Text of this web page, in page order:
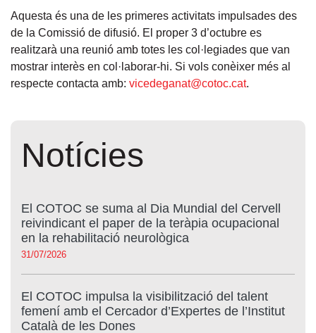
Aquesta és una de les primeres activitats impulsades des
de la Comissió de difusió. El proper 3 d’octubre es
realitzarà una reunió amb totes les col·legiades que van
mostrar interès en col·laborar-hi. Si vols conèixer més al
respecte contacta amb: vicedeganat@cotoc.cat.
Notícies
El COTOC se suma al Dia Mundial del Cervell
reivindicant el paper de la teràpia ocupacional
en la rehabilitació neurològica
31/07/2026
El COTOC impulsa la visibilització del talent
femení amb el Cercador d’Expertes de l’Institut
Català de les Dones